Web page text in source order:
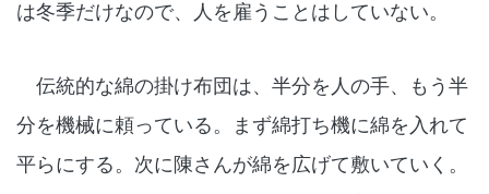
は冬季だけなので、人を雇うことはしていない。
伝統的な綿の掛け布団は、半分を人の手、もう半
分を機械に頼っている。まず綿打ち機に綿を入れて
平らにする。次に陳さんが綿を広げて敷いていく。